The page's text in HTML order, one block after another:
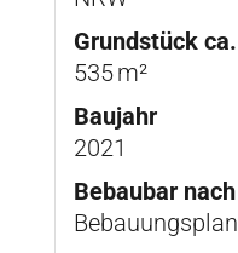
Grund­stück ca.
535 m²
Baujahr
2021
Bebaubar nach
Bebauungsplan